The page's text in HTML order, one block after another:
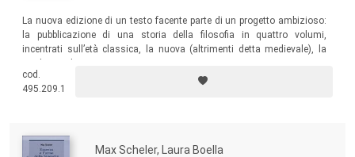
La nuova edizione di un testo facente parte di un progetto ambizioso:
la pubblicazione di una storia della filosofia in quattro volumi,
incentrati sull’età classica, la nuova (altrimenti detta medievale), la
cod.
495.209.1
Max Scheler, Laura Boella